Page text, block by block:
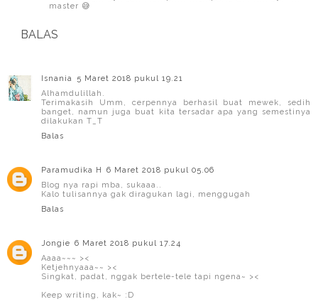
master 😅
BALAS
Isnania
5 Maret 2018 pukul 19.21
Alhamdulillah.
Terimakasih Umm, cerpennya berhasil buat mewek, sedih
banget, namun juga buat kita tersadar apa yang semestinya
dilakukan T_T
Balas
Paramudika H
6 Maret 2018 pukul 05.06
Blog nya rapi mba, sukaaa..
Kalo tulisannya gak diragukan lagi, menggugah
Balas
Jongie 6 Maret 2018 pukul 17.24
Aaaa~~~ ><
Ketjehnyaaa~~ ><
Singkat, padat, nggak bertele-tele tapi ngena~ ><
Keep writing, kak~ :D